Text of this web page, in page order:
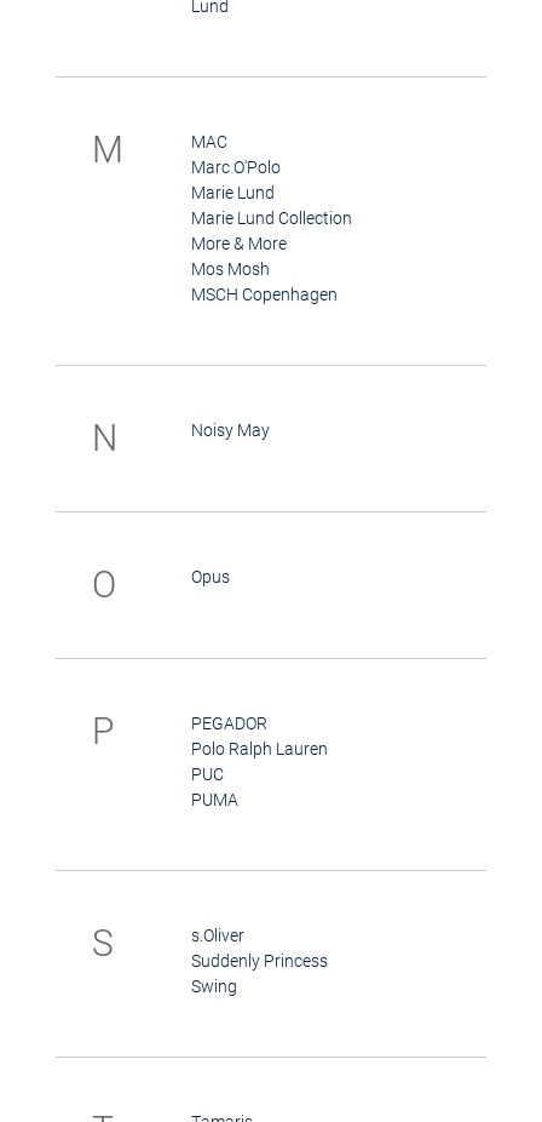
Lund
M
MAC
Marc O'Polo
Marie Lund
Marie Lund Collection
More & More
Mos Mosh
MSCH Copenhagen
N Noisy May
O Opus
P
PEGADOR
Polo Ralph Lauren
PUC
PUMA
S
s.Oliver
Suddenly Princess
Swing